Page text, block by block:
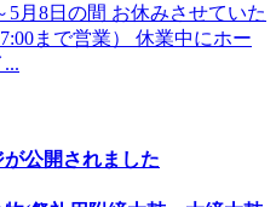
5月8日の間 お休みさせていた
まで営業） 休業中にホー
公開されました